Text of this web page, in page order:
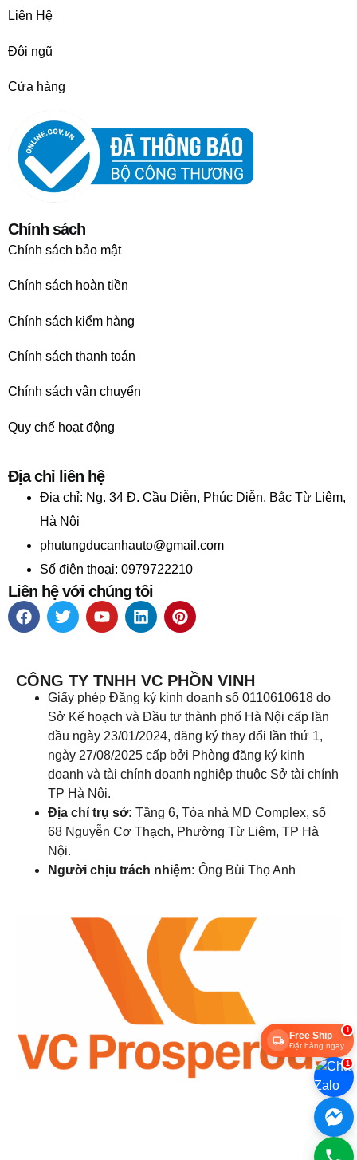
Liên Hệ
Đội ngũ
Cửa hàng
Chính sách
Chính sách bảo mật
Chính sách hoàn tiền
Chính sách kiểm hàng
Chính sách thanh toán
Chính sách vận chuyển
Quy chế hoạt động
Địa chỉ liên hệ
Địa chỉ: Ng. 34 Đ. Cầu Diễn, Phúc Diễn, Bắc Từ Liêm,
Hà Nội
phutungducanhauto@gmail.com
Số điện thoại: 0979722210
Liên hệ với chúng tôi
CÔNG TY TNHH VC PHỒN VINH
Giấy phép Đăng ký kinh doanh số 0110610618 do
Sở Kế hoạch và Đầu tư thành phố Hà Nội cấp lần
đầu ngày 23/01/2024, đăng ký thay đổi lần thứ 1,
ngày 27/08/2025 cấp bởi Phòng đăng ký kinh
doanh và tài chính doanh nghiệp thuộc Sở tài chính
TP Hà Nội.
Địa chỉ trụ sở: Tầng 6, Tòa nhà MD Complex, số
68 Nguyễn Cơ Thạch, Phường Từ Liêm, TP Hà
Nội.
Người chịu trách nhiệm: Ông Bùi Thọ Anh
1
Free Ship
Đặt hàng ngay
1